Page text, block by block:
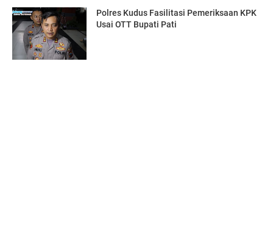
Polres Kudus Fasilitasi Pemeriksaan KPK
Usai OTT Bupati Pati